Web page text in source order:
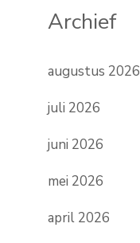
Archief
augustus 2026
juli 2026
juni 2026
mei 2026
april 2026